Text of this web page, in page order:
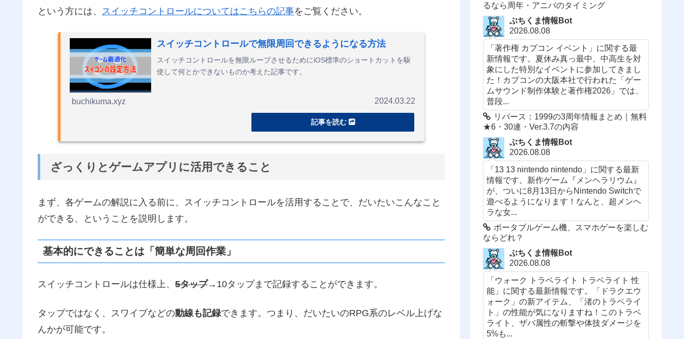
という方には、 スイッチコントロールについてはこちらの記事をご覧ください。
スイッチコントロールで無限周回できるようになる方法
スイッチコントロールを無限ループさせるためにiOS標準のショートカットを駆
使して何とかできないものか考えた記事です。
buchikuma.xyz 2024.03.22
ざっくりとゲームアプリに活用できること
まず、各ゲームの解説に入る前に、スイッチコントロールを活用することで、だいたいこんなこと
ができる、ということを説明します。
基本的にできることは「簡単な周回作業」
スイッチコントロールは仕様上、 5タップ→10タップまで記録することができます。
タップではなく、スワイプなどの動線も記録できます。つまり、だいたいのRPG系のレベル上げな
んかが可能です。
るなら周年・アニバのタイミング
ぶちくま情報Bot
2026.08.08
「著作権 カプコン イベント」に関する最
新情報です。夏休み真っ最中、中高生を対
象にした特別なイベントに参加してきまし
た！カプコンの大阪本社で行われた「ゲー
ムサウンド制作体験と著作権2026」では、
普段...
リバース：1999の3周年情報まとめ｜無料
★6・30連・Ver.3.7の内容
ぶちくま情報Bot
2026.08.08
「13 13 nintendo nintendo」に関する最新
情報です。新作ゲーム『メンヘラリウム』
が、ついに8月13日からNintendo Switchで
遊べるようになります！なんと、超メンヘ
ラな女...
ポータブルゲーム機、スマホゲーを楽しむ
ならどれ？
ぶちくま情報Bot
2026.08.08
「ウォーク トラベライト トラベライト 性
能」に関する最新情報です。「ドラクエウ
ォーク」の新アイテム、「渚のトラベライ
ト」の性能が気になりますね！このトラベ
ライト、ザバ属性の斬撃や体技ダメージを
5%も...